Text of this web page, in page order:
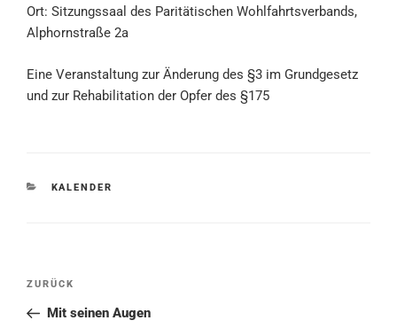
Ort: Sitzungssaal des Paritätischen Wohlfahrtsverbands,
Alphornstraße 2a
Eine Veranstaltung zur Änderung des §3 im Grundgesetz
und zur Rehabilitation der Opfer des §175
KATEGORIEN
KALENDER
Beitragsnavigation
Vorheriger
Beitrag
ZURÜCK
Mit seinen Augen